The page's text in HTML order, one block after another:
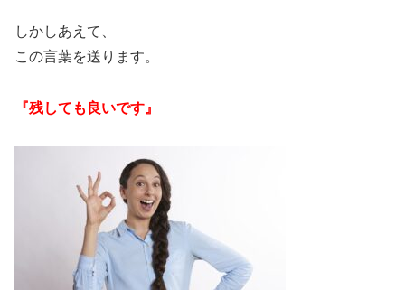
しかしあえて、
この言葉を送ります。
『残しても良いです』